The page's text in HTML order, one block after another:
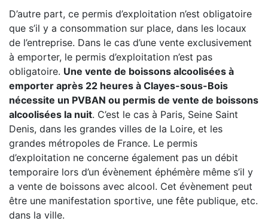
D’autre part, ce permis d’exploitation n’est obligatoire
que s’il y a consommation sur place, dans les locaux
de l’entreprise. Dans le cas d’une vente exclusivement
à emporter, le permis d’exploitation n’est pas
obligatoire. Une vente de boissons alcoolisées à
emporter après 22 heures à Clayes-sous-Bois
nécessite un PVBAN ou permis de vente de boissons
alcoolisées la nuit. C’est le cas à Paris, Seine Saint
Denis, dans les grandes villes de la Loire, et les
grandes métropoles de France. Le permis
d’exploitation ne concerne également pas un débit
temporaire lors d’un évènement éphémère même s’il y
a vente de boissons avec alcool. Cet évènement peut
être une manifestation sportive, une fête publique, etc.
dans la ville.